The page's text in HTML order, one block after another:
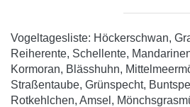
Vogeltagesliste: Höckerschwan,
Reiherente, Schellente,
Kormoran, Blässhuhn,
Straßentaube, Grünspecht,
Rotkehlchen, Amsel,